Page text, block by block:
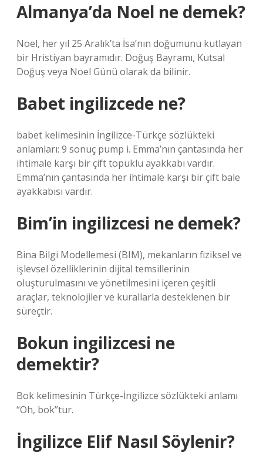
Almanya’da Noel ne demek?
Noel, her yıl 25 Aralık’ta İsa’nın doğumunu kutlayan
bir Hristiyan bayramıdır. Doğuş Bayramı, Kutsal
Doğuş veya Noel Günü olarak da bilinir.
Babet ingilizcede ne?
babet kelimesinin İngilizce-Türkçe sözlükteki
anlamları: 9 sonuç pump i. Emma’nın çantasında her
ihtimale karşı bir çift topuklu ayakkabı vardır.
Emma’nın çantasında her ihtimale karşı bir çift bale
ayakkabısı vardır.
Bim’in ingilizcesi ne demek?
Bina Bilgi Modellemesi (BIM), mekanların fiziksel ve
işlevsel özelliklerinin dijital temsillerinin
oluşturulmasını ve yönetilmesini içeren çeşitli
araçlar, teknolojiler ve kurallarla desteklenen bir
süreçtir.
Bokun ingilizcesi ne
demektir?
Bok kelimesinin Türkçe-İngilizce sözlükteki anlamı
“Oh, bok”tur.
İngilizce Elif Nasıl Söylenir?